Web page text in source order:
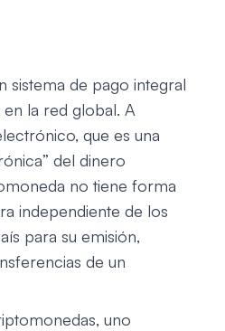
sistema de pago integral
la red global. A
que es una
del dinero
no tiene forma
independiente de los
para su emisión,
de un
uno